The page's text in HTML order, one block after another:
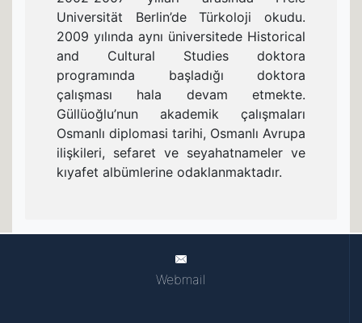
Universität Berlin’de Türkoloji okudu.
2009 yılında aynı üniversitede Historical
and Cultural Studies doktora
programında başladığı doktora
çalışması hala devam etmekte.
Güllüoğlu’nun akademik çalışmaları
Osmanlı diplomasi tarihi, Osmanlı Avrupa
ilişkileri, sefaret ve seyahatnameler ve
kıyafet albümlerine odaklanmaktadır.
Webmail